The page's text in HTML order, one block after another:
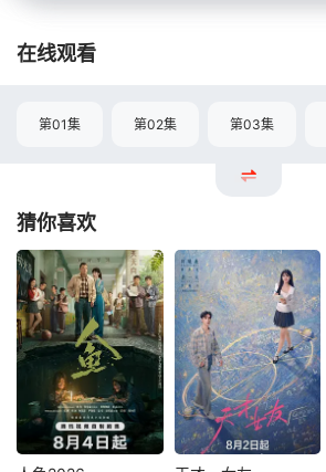
在线观看
第01集 第02集 第03集
猜你喜欢